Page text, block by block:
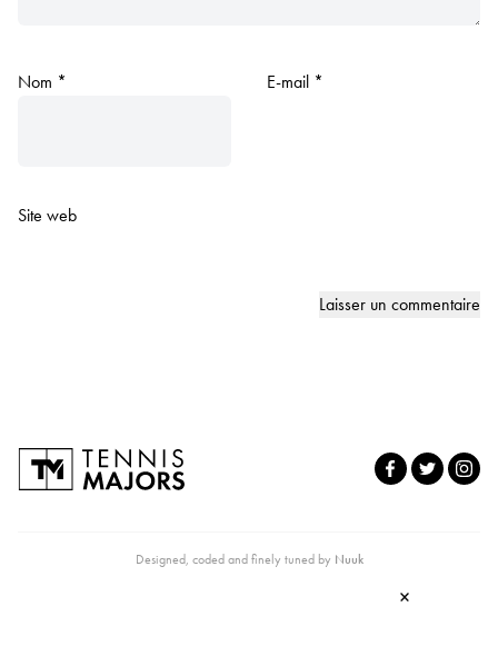
Nom * E-mail *
Site web
Designed, coded and finely tuned by Nuuk
×